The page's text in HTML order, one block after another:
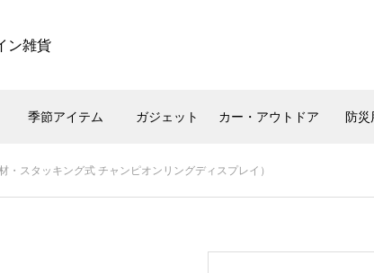
ン雑貨
季節アイテム ガジェット カー・アウトドア 防災
スタッキング式 チャンピオンリングディスプレイ）